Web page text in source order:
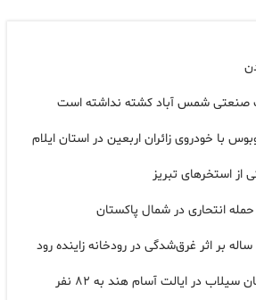
صنعتی شمس آباد کشته نداشته است
با خودروی زائران اربعین در استان ایلام
در ایالت آسام هند به ۸۲ نفر